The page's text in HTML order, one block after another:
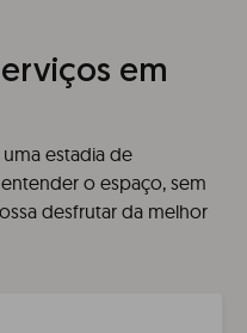
em
estadia de
o espaço, sem
desfrutar da melhor